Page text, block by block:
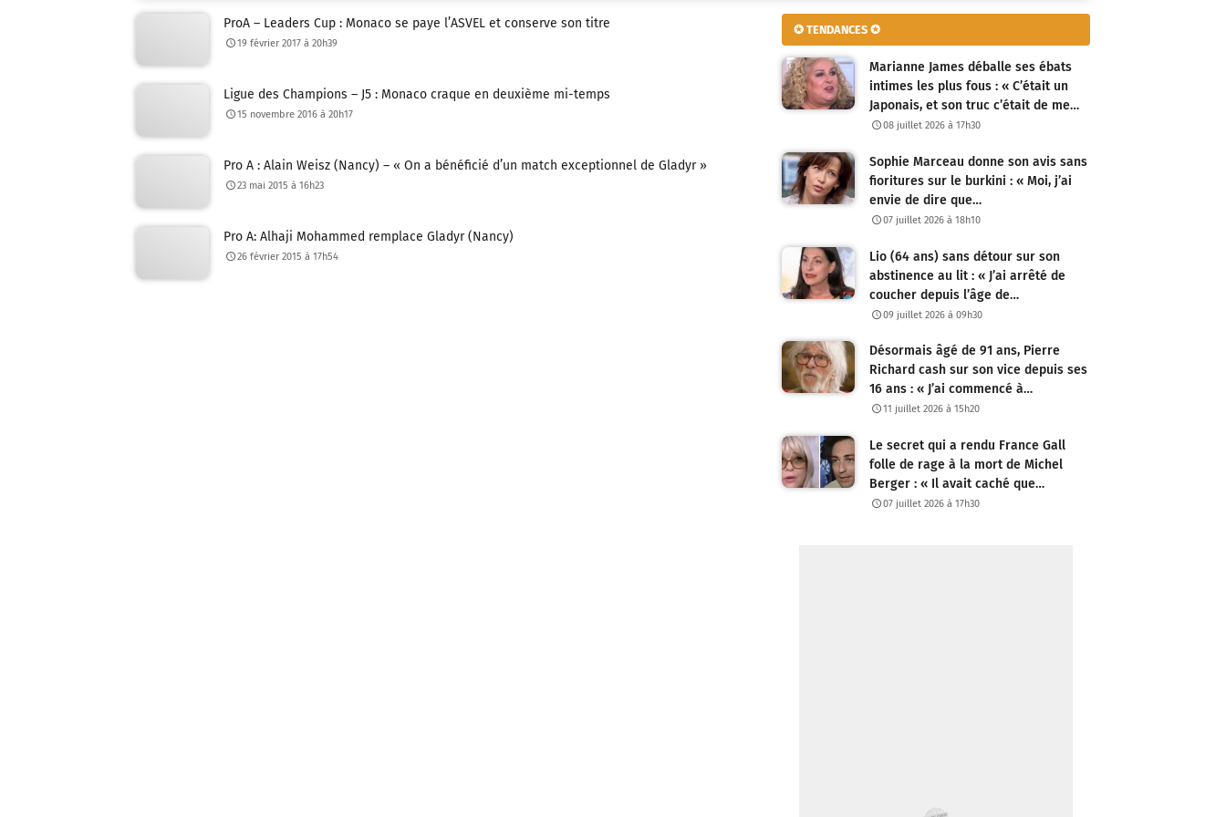
ProA – Leaders Cup : Monaco se paye l’ASVEL et conserve son titre
19 février 2017 à 20h39
Ligue des Champions – J5 : Monaco craque en deuxième mi-temps
15 novembre 2016 à 20h17
Pro A : Alain Weisz (Nancy) – « On a bénéficié d’un match exceptionnel de Gladyr »
23 mai 2015 à 16h23
Pro A: Alhaji Mohammed remplace Gladyr (Nancy)
26 février 2015 à 17h54
✪ TENDANCES ✪
Marianne James déballe ses ébats
intimes les plus fous : « C’était un
Japonais, et son truc c’était de me…
08 juillet 2026 à 17h30
Sophie Marceau donne son avis sans
fioritures sur le burkini : « Moi, j’ai
envie de dire que…
07 juillet 2026 à 18h10
Lio (64 ans) sans détour sur son
abstinence au lit : « J’ai arrêté de
coucher depuis l’âge de…
09 juillet 2026 à 09h30
Désormais âgé de 91 ans, Pierre
Richard cash sur son vice depuis ses
16 ans : « J’ai commencé à…
11 juillet 2026 à 15h20
Le secret qui a rendu France Gall
folle de rage à la mort de Michel
Berger : « Il avait caché que…
07 juillet 2026 à 17h30